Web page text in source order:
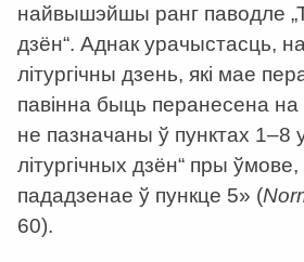
найвышэйшы ранг паводле
дзён“. Аднак урачыстасць,
літургічны дзень, які мае
павінна быць перанесена
не пазначаны ў пунктах 1–8
літургічных дзён“ пры
пададзенае ў пункце 5» (
60).